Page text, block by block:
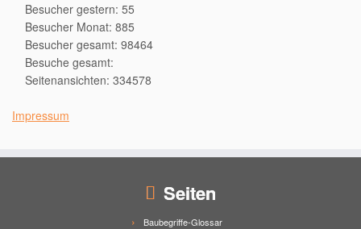
Besucher gestern: 55
Besucher Monat: 885
Besucher gesamt: 98464
Besuche gesamt:
Seitenansichten: 334578
Impressum
Seiten
Baubegriffe-Glossar